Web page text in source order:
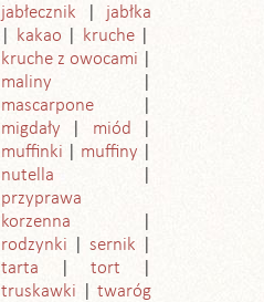
jabłecznik
jabłka
kakao
kruche
kruche z owocami
maliny
mascarpone
migdały
miód
muffinki
muffiny
nutella
przyprawa
korzenna
rodzynki
sernik
tarta
tort
truskawki
twaróg